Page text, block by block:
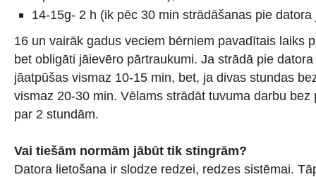
14-15g- 2 h (ik pēc 30 min strādāšanas pie
16 un vairāk gadus veciem bērniem pavadītais laiks
bet obligāti jāievēro pārtraukumi. Ja strādā pie
jāatpūšas vismaz 10-15 min, bet, ja divas stundas
vismaz 20-30 min. Vēlams strādāt tuvuma darbu bez
par 2 stundām.
Vai tiešām normām jābūt tik stingrām?
Datora lietošana ir slodze redzei, redzes sistēmai.